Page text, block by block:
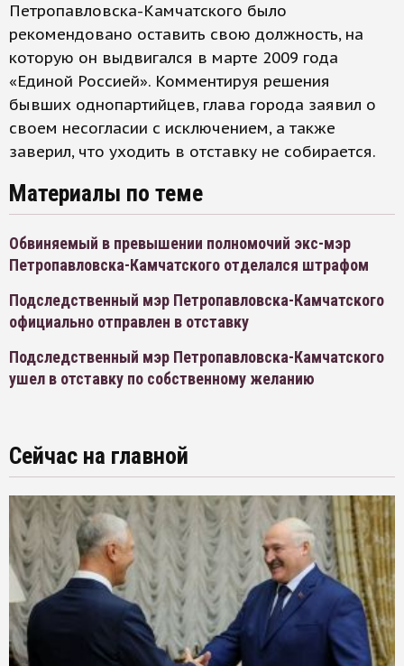
Петропавловска-Камчатского было
рекомендовано оставить свою должность, на
которую он выдвигался в марте 2009 года
«Единой Россией». Комментируя решения
бывших однопартийцев, глава города заявил о
своем несогласии с исключением, а также
заверил, что уходить в отставку не собирается.
Материалы по теме
Обвиняемый в превышении полномочий экс-мэр
Петропавловска-Камчатского отделался штрафом
Подследственный мэр Петропавловска-Камчатского
официально отправлен в отставку
Подследственный мэр Петропавловска-Камчатского
ушел в отставку по собственному желанию
Сейчас на главной